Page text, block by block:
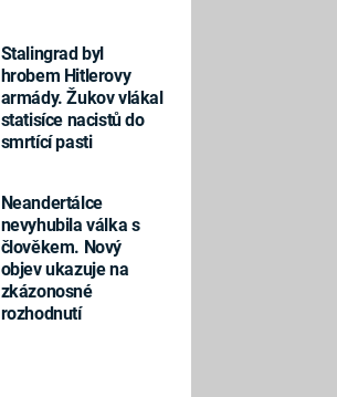
Stalingrad byl
hrobem Hitlerovy
armády. Žukov vlákal
statisíce nacistů do
smrtící pasti
Neandertálce
nevyhubila válka s
člověkem. Nový
objev ukazuje na
zkázonosné
rozhodnutí